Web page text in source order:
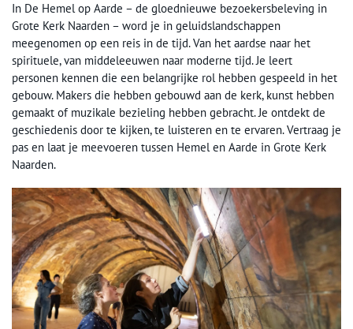
In De Hemel op Aarde – de gloednieuwe bezoekersbeleving in
Grote Kerk Naarden – word je in geluidslandschappen
meegenomen op een reis in de tijd. Van het aardse naar het
spirituele, van middeleeuwen naar moderne tijd. Je leert
personen kennen die een belangrijke rol hebben gespeeld in het
gebouw. Makers die hebben gebouwd aan de kerk, kunst hebben
gemaakt of muzikale bezieling hebben gebracht. Je ontdekt de
geschiedenis door te kijken, te luisteren en te ervaren. Vertraag je
pas en laat je meevoeren tussen Hemel en Aarde in Grote Kerk
Naarden.